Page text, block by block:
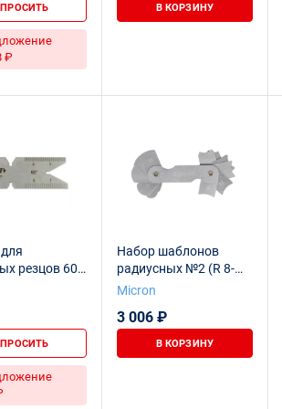
₽
В КОРЗИНУ
резцов 60°,
Набор шаблонов
радиусных №2 (R 8-
25мм) Micron с
Micron
3 006 ₽
В КОРЗИНУ